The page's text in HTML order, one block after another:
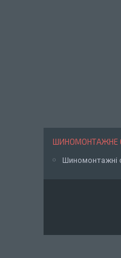
ШИНОМОНТАЖНЕ
Шиномонтажні